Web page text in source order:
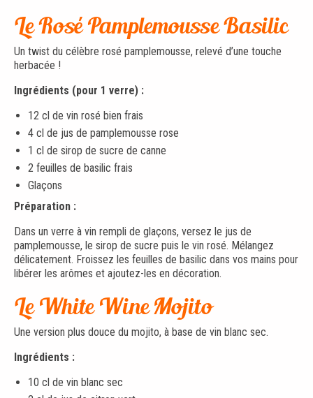
Le Rosé Pamplemousse Basilic
Un twist du célèbre rosé pamplemousse, relevé d’une touche
herbacée !
Ingrédients (pour 1 verre) :
12 cl de vin rosé bien frais
4 cl de jus de pamplemousse rose
1 cl de sirop de sucre de canne
2 feuilles de basilic frais
Glaçons
Préparation :
Dans un verre à vin rempli de glaçons, versez le jus de
pamplemousse, le sirop de sucre puis le vin rosé. Mélangez
délicatement. Froissez les feuilles de basilic dans vos mains pour
libérer les arômes et ajoutez-les en décoration.
Le White Wine Mojito
Une version plus douce du mojito, à base de vin blanc sec.
Ingrédients :
10 cl de vin blanc sec